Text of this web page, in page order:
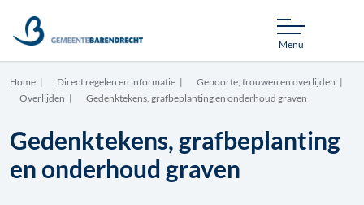
Menu
Home Direct regelen en informatie
Geboorte, trouwen en overlijden
Overlijden
Gedenktekens, grafbeplanting en onderhoud graven
Gedenktekens, grafbeplanting
en onderhoud graven